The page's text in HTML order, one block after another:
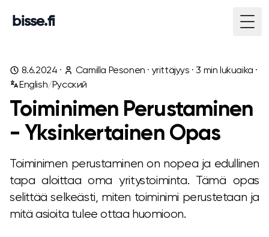
bisse.fi
8.6.2024 · Camilla Pesonen · yrittäjyys · 3 min lukuaika ·
English/Русский
Toiminimen Perustaminen
- Yksinkertainen Opas
Toiminimen perustaminen on nopea ja edullinen
tapa aloittaa oma yritystoiminta. Tämä opas
selittää selkeästi, miten toiminimi perustetaan ja
mitä asioita tulee ottaa huomioon.